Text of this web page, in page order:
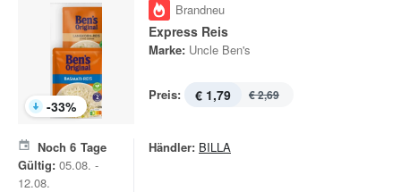
-33%
Brandneu
Express Reis
Marke: Uncle Ben's
Preis: € 1,79 € 2,69
Noch 6 Tage
Gültig: 05.08. -
12.08.
Händler: BILLA